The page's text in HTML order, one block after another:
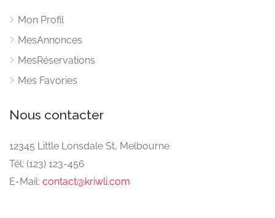
Mon Profil
MesAnnonces
MesRéservations
Mes Favories
Nous contacter
12345 Little Lonsdale St, Melbourne
Tél: (123) 123-456
E-Mail: contact@kriwli.com